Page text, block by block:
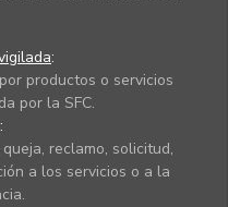
:
productos o servicios
por la SFC.
:
reclamo, solicitud,
a los servicios o a la